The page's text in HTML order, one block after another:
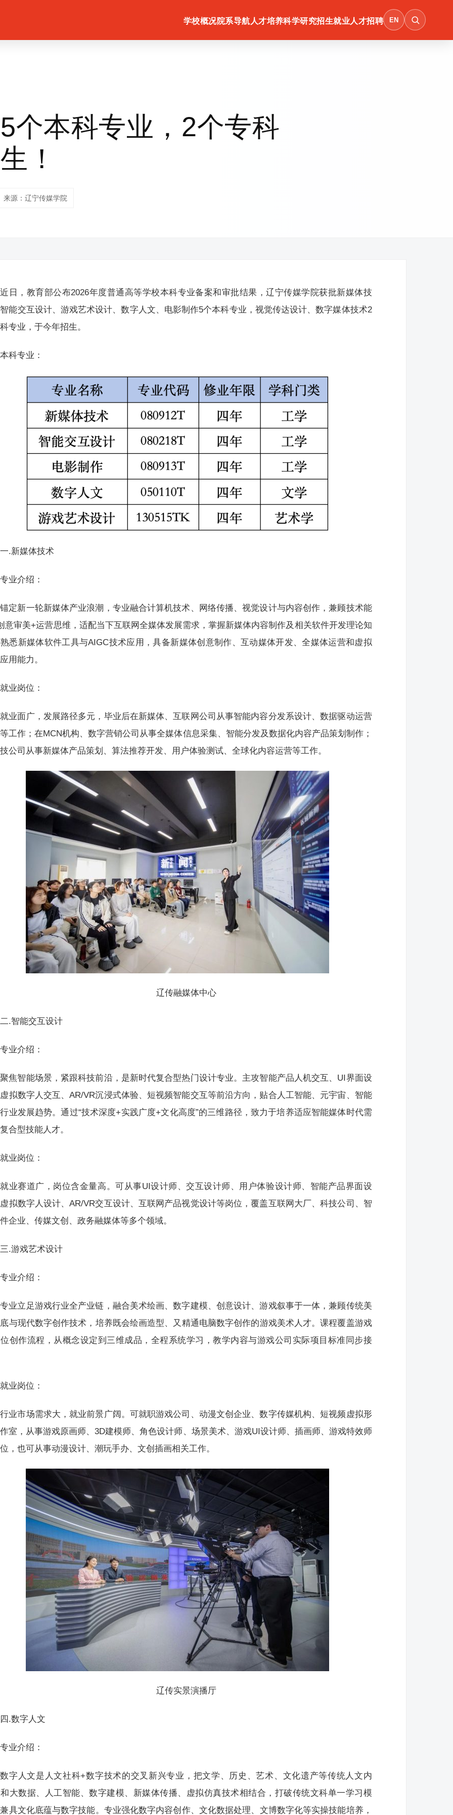
学校概况院系导航 人才培养科学研究招生就业人才招聘 EN
个本科专业，2个专科
！
来源：辽宁传媒学院
近日，教育部公布2026年度普通高等学校本科专业备案和审批结果，辽宁传媒学院获批新媒体技
能交互设计、游戏艺术设计、数字人文、电影制作5个本科专业，视觉传达设计、数字媒体技术2
专业，于今年招生。
本科专业：
一.新媒体技术
专业介绍：
锚定新一轮新媒体产业浪潮，专业融合计算机技术、网络传播、视觉设计与内容创作，兼顾技术能
意审美+运营思维，适配当下互联网全媒体发展需求，掌握新媒体内容制作及相关软件开发理论知
悉新媒体软件工具与AIGC技术应用，具备新媒体创意制作、互动媒体开发、全媒体运营和虚拟
用能力。
就业岗位：
就业面广，发展路径多元，毕业后在新媒体、互联网公司从事智能内容分发系设计、数据驱动运营
工作；在MCN机构、数字营销公司从事全媒体信息采集、智能分发及数据化内容产品策划制作；
公司从事新媒体产品策划、算法推荐开发、用户体验测试、全球化内容运营等工作。
辽传融媒体中心
二.智能交互设计
专业介绍：
聚焦智能场景，紧跟科技前沿，是新时代复合型热门设计专业。主攻智能产品人机交互、UI界面设
拟数字人交互、AR/VR沉浸式体验、短视频智能交互等前沿方向，贴合人工智能、元宇宙、智能
业发展趋势。通过“技术深度+实践广度+文化高度”的三维路径，致力于培养适应智能媒体时代需
合型技能人才。
就业岗位：
就业赛道广，岗位含金量高。可从事UI设计师、交互设计师、用户体验设计师、智能产品界面设
拟数字人设计、AR/VR交互设计、互联网产品视觉设计等岗位，覆盖互联网大厂、科技公司、智
企业、传媒文创、政务融媒体等多个领域。
三.游戏艺术设计
专业介绍：
专业立足游戏行业全产业链，融合美术绘画、数字建模、创意设计、游戏叙事于一体，兼顾传统美
与现代数字创作技术，培养既会绘画造型、又精通电脑数字创作的游戏美术人才。课程覆盖游戏
创作流程，从概念设定到三维成品，全程系统学习，教学内容与游戏公司实际项目标准同步接
就业岗位：
行业市场需求大，就业前景广阔。可就职游戏公司、动漫文创企业、数字传媒机构、短视频虚拟形
室，从事游戏原画师、3D建模师、角色设计师、场景美术、游戏UI设计师、插画师、游戏特效师
，也可从事动漫设计、潮玩手办、文创插画相关工作。
辽传实景演播厅
四.数字人文
专业介绍：
数字人文是人文社科+数字技术的交叉新兴专业，把文学、历史、艺术、文化遗产等传统人文内
大数据、人工智能、数字建模、新媒体传播、虚拟仿真技术相结合，打破传统文科单一学习模
具文化底蕴与数字技能。专业强化数字内容创作、文化数据处理、文博数字化等实操技能培养，